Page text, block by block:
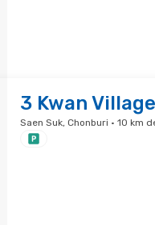
3 Kwan Village
Saen Suk, Chonburi · 10 km